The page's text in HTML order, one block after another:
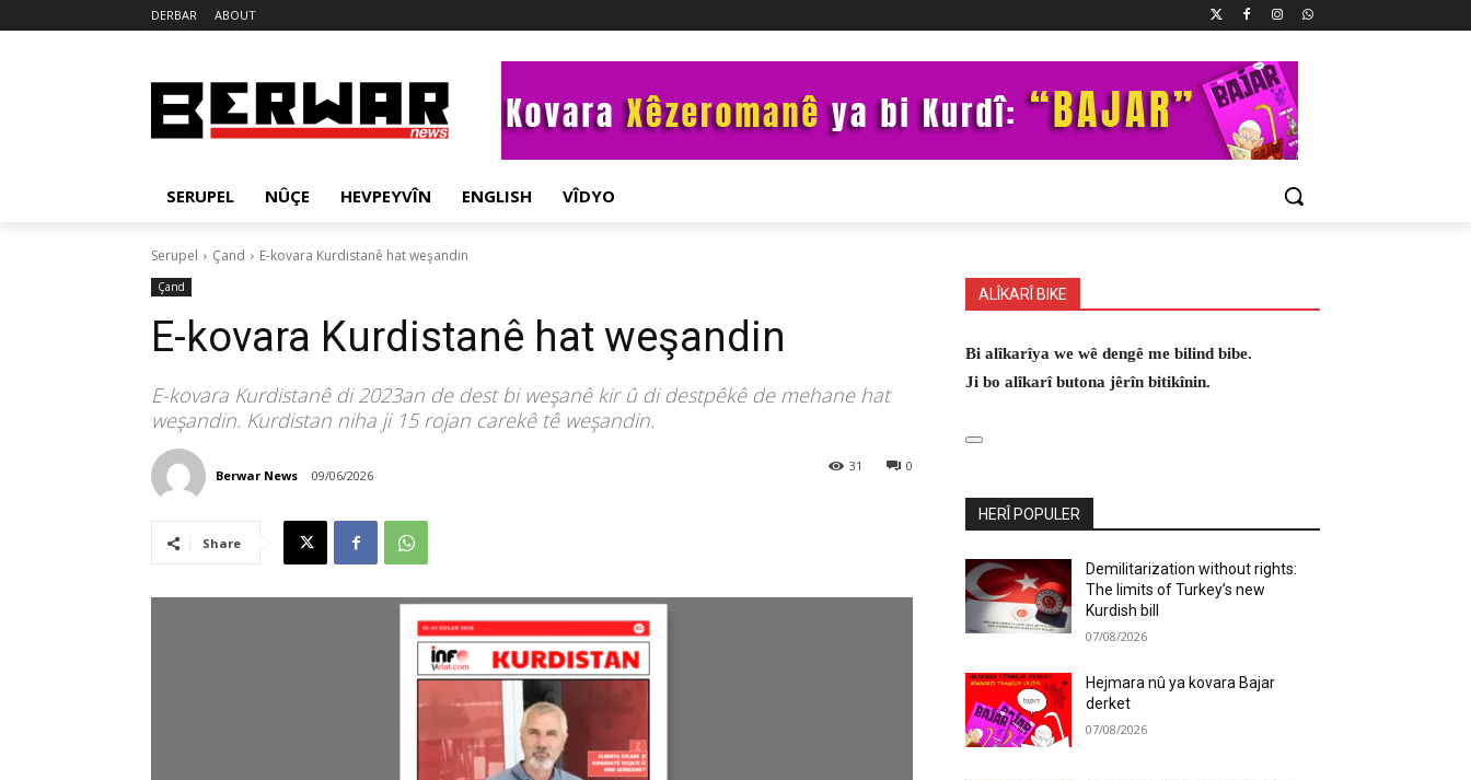
DERBAR ABOUT
SERUPEL NÛÇE HEVPEYVÎN ENGLISH VÎDYO
Serupel Çand E-kovara Kurdistanê hat weşandin
Çand
E-kovara Kurdistanê hat weşandin
E-kovara Kurdistanê di 2023an de dest bi weşanê kir û di destpêkê de mehane hat
weşandin. Kurdistan niha ji 15 rojan carekê tê weşandin.
Berwar News 09/06/2026
0
31
Share
ALÎKARÎ BIKE
Bi alîkarîya we wê dengê me bilind bibe.
Ji bo alîkarî butona jêrîn bitikînin.
HERÎ POPULER
Demilitarization without rights:
The limits of Turkey’s new
Kurdish bill
07/08/2026
Hejmara nû ya kovara Bajar
derket
07/08/2026